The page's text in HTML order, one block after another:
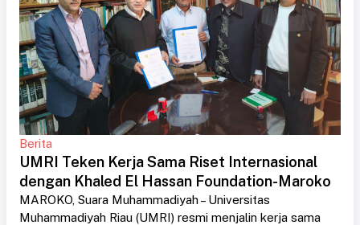
Berita
UMRI Teken Kerja Sama Riset Internasional
dengan Khaled El Hassan Foundation-Maroko
MAROKO, Suara Muhammadiyah – Universitas
Muhammadiyah Riau (UMRI) resmi menjalin kerja sama